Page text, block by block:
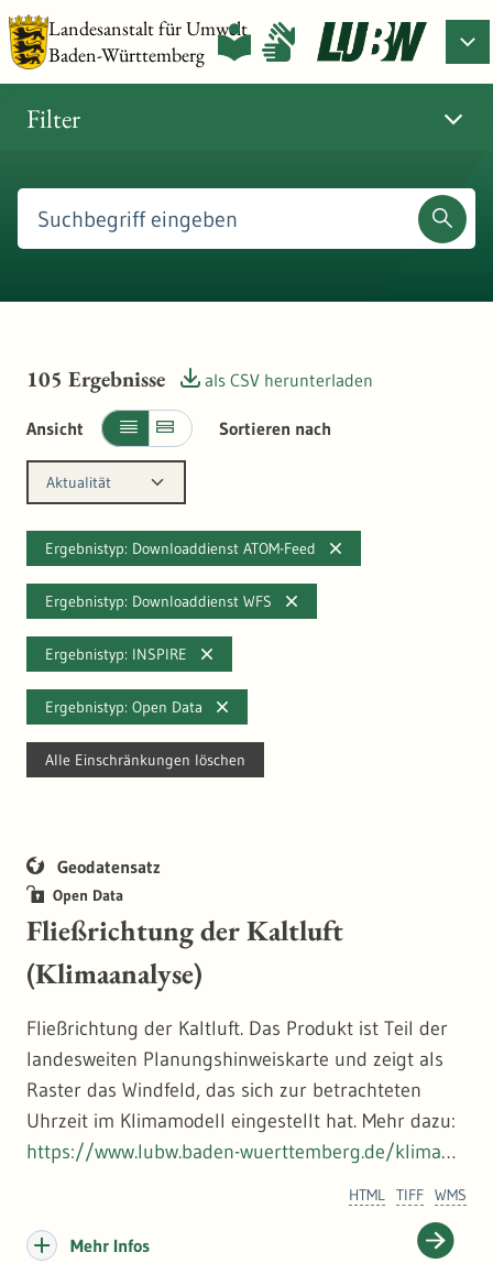
Landesanstalt für Umwelt
Baden-Württemberg
Filter
105 Ergebnisse als CSV herunterladen
Ansicht Sortieren nach
Aktualität
Ergebnistyp: Downloaddienst ATOM-Feed
Ergebnistyp: Downloaddienst WFS
Ergebnistyp: INSPIRE
Ergebnistyp: Open Data
Alle Einschränkungen löschen
Geodatensatz
Open Data
Fließrichtung der Kaltluft
(Klimaanalyse)
Fließrichtung der Kaltluft. Das Produkt ist Teil der
landesweiten Planungshinweiskarte und zeigt als
Raster das Windfeld, das sich zur betrachteten
Uhrzeit im Klimamodell eingestellt hat. Mehr dazu:
https://www.lubw.baden-wuerttemberg.de/klimawa
WMS
TIFF
HTML
Mehr Infos